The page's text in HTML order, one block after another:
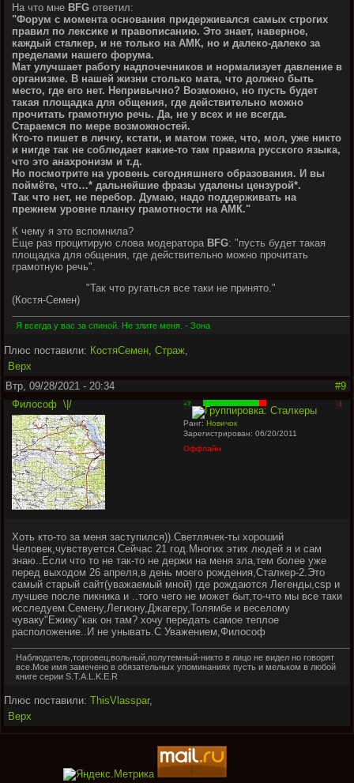
На что мне BFG ответил:
"Форум с момента основания придерживался самых строгих
правил по лексике и правописанию. Это знает, наверное,
каждый сталкер, и не только на АМК, но и далеко-далеко за
пределами нашего форума.
Мат улучшает работу надпочечников и нормализует давление в
организме. В нашей жизни столько мата, что должно быть
место, где его нет. Непривычно? Возможно, но пусть будет
такая площадка для общения, где действительно можно
прочитать грамотную речь. Да, не у всех и не всегда.
Стараемся по мере возможностей.
Кто-то пишет в личку, кстати, и матом тоже, что, мол, уже никто
и нигде так не соблюдает какие-то там правила русского языка,
что это анахронизм и т.д.
Но посмотрите на уровень сегодняшнего образования. И вы
поймёте, что…* дальнейшие фразы удалены цензурой*.
Так что нет, не перебор. Думаю, надо поддерживать на
прежнем уровне планку грамотности на АМК."
К чему я это вспомнила?
Еще раз процитирую слова модератора BFG: "пусть будет такая
площадка для общения, где действительно можно прочитать
грамотную речь".
"Так что ругаться все таки не принято."
(Костя-Семен)
Я всегда у вас за спиной. Не злите меня. - Зона
Плюс поставили: КостяСемен, Страж,
Верх
Втр, 09/28/2021 - 20:34
#9
Философ \|/ +7 -1
Ранг:Новичок
Зарегистрирован: 06/20/2011
Оффлайн
Хоть кто-то за меня заступился)).Светлячек-ты хороший
Человек,чувствуется.Сейчас 21 год.Многих этих людей я и сам
знаю..Если что то не так-то не держи на меня зла,тем более уже
перед выходом 26 апреля,в день моего рождения,Сталкер-2.Это
самый старый сайт(уважаемый мной) где рождаются Легенды,csp и
лучшее после пикника и ..того чего не может быт,то-что мы все таки
исследуем.Семену,Легиону,Джагеру,Толямбе и веселому
чуваку"Ежику"как он там? хочу передать самое теплое
расположение..И не унывать.С Уважением,Философ
Наблюдатель,торговец,вольный,полутемный-никто в лицо не видел но говорят
все.Мое имя замечено в обязательных упоминаниях пусть и мельком в любой
книге серии S.T.A.L.K.E.R
Плюс поставили: ThisVlasspar,
Верх